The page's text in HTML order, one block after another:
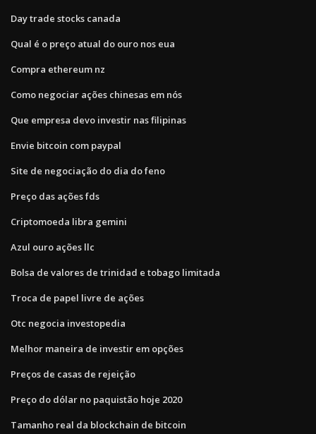
Day trade stocks canada
Qual é o preço atual do ouro nos eua
Compra ethereum nz
Como negociar ações chinesas em nós
Que empresa devo investir nas filipinas
Envie bitcoin com paypal
Site de negociação do dia do feno
Preço das ações fds
Criptomoeda libra gemini
Azul ouro ações llc
Bolsa de valores de trinidad e tobago limitada
Troca de papel livre de ações
Otc negocia investopedia
Melhor maneira de investir em opções
Preços de casas de rejeição
Preço do dólar no paquistão hoje 2020
Tamanho real da blockchain de bitcoin